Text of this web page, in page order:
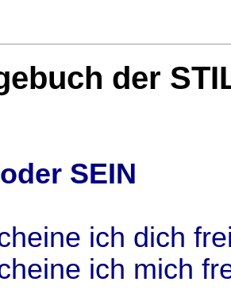
der
SEIN
ich dich
ich mich